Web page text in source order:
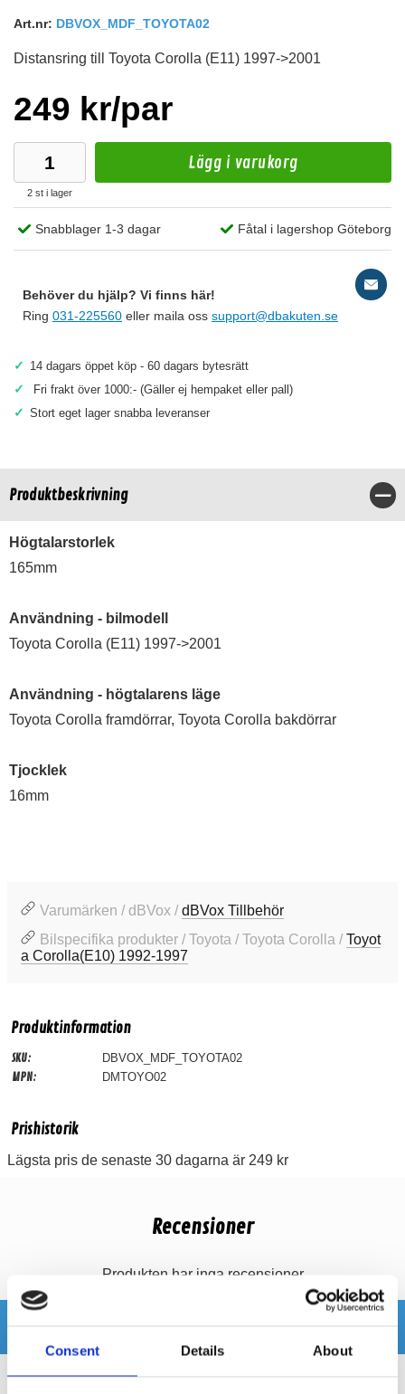
Consent Details About
Snabblager 1-3 dagar
Art.nr: DBVOX_MDF_TOYOTA02
Distansring till Toyota Corolla (E11) 1997->2001
249 kr/par
2 st i lager
Lägg i varukorg
Snabblager 1-3 dagar Fåtal i lagershop Göteborg
Behöver du hjälp? Vi finns här!
Ring 031-225560 eller maila oss support@dbakuten.se
✓ 14 dagars öppet köp - 60 dagars bytesrätt
✓ Fri frakt över 1000:- (Gäller ej hempaket eller pall)
✓ Stort eget lager snabba leveranser
Produktbeskrivning
Högtalarstorlek
165mm
Användning - bilmodell
Toyota Corolla (E11) 1997->2001
Användning - högtalarens läge
Toyota Corolla framdörrar, Toyota Corolla bakdörrar
Tjocklek
16mm
Varumärken / dBVox /dBVox Tillbehör
Bilspecifika produkter / Toyota / Toyota Corolla /Toyot
a Corolla(E10) 1992-1997
Produktinformation
SKU: DBVOX_MDF_TOYOTA02
MPN: DMTOYO02
Prishistorik
Lägsta pris de senaste 30 dagarna är 249 kr
Recensioner
Produkten har inga recensioner